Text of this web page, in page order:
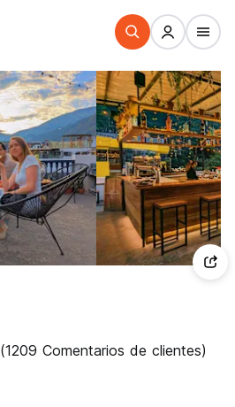
(1209 Comentarios de clientes)